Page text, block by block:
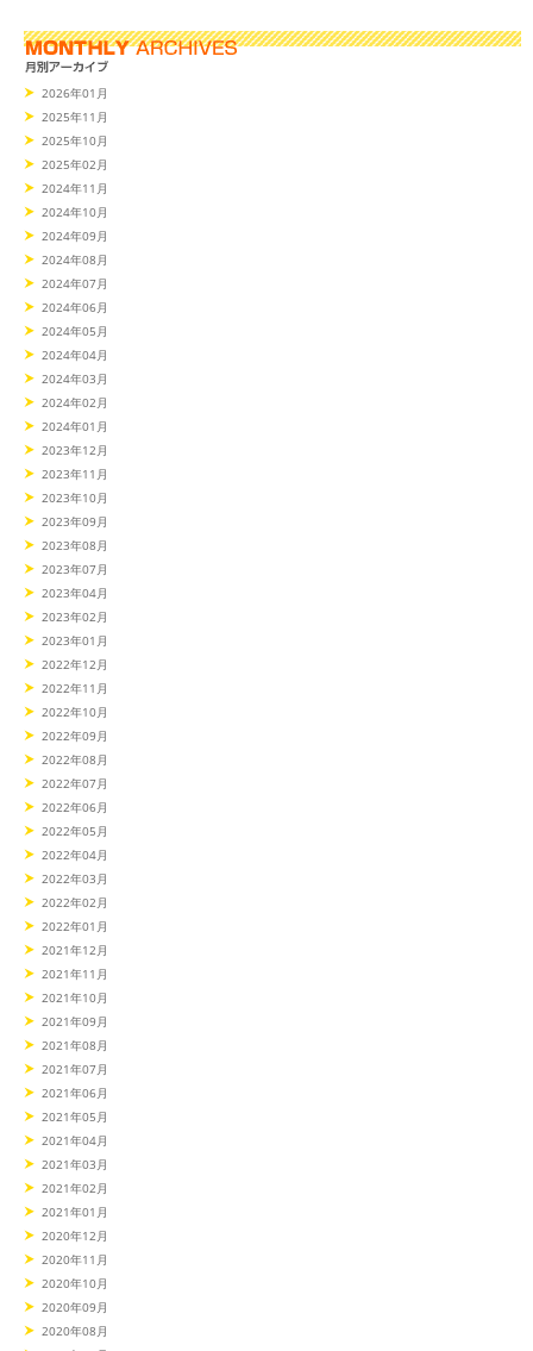
2026年01月
2025年11月
2025年10月
2025年02月
2024年11月
2024年10月
2024年09月
2024年08月
2024年07月
2024年06月
2024年05月
2024年04月
2024年03月
2024年02月
2024年01月
2023年12月
2023年11月
2023年10月
2023年09月
2023年08月
2023年07月
2023年04月
2023年02月
2023年01月
2022年12月
2022年11月
2022年10月
2022年09月
2022年08月
2022年07月
2022年06月
2022年05月
2022年04月
2022年03月
2022年02月
2022年01月
2021年12月
2021年11月
2021年10月
2021年09月
2021年08月
2021年07月
2021年06月
2021年05月
2021年04月
2021年03月
2021年02月
2021年01月
2020年12月
2020年11月
2020年10月
2020年09月
2020年08月